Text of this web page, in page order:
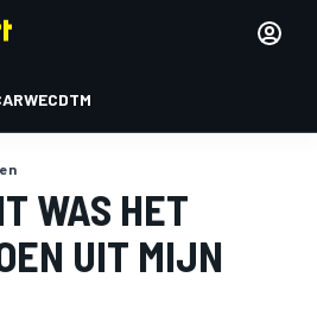
WECDTM
WAS HET
UIT MIJN